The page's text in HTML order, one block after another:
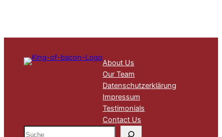
About Us
Our Team
Datenschutzerklärung
Impressum
Testimonials
Contact Us
S